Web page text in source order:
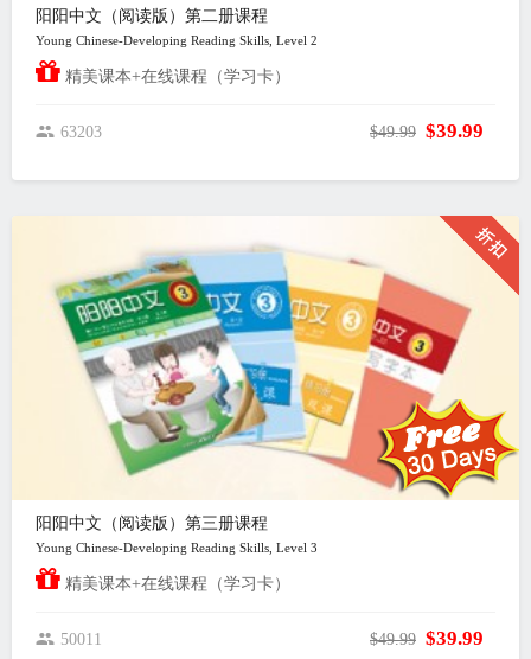
阳阳中文（阅读版）第二册课程
Young Chinese-Developing Reading Skills, Level 2
精美课本+在线课程（学习卡）
63203 $49.99 $39.99
阳阳中文（阅读版）第三册课程
Young Chinese-Developing Reading Skills, Level 3
精美课本+在线课程（学习卡）
50011 $49.99 $39.99